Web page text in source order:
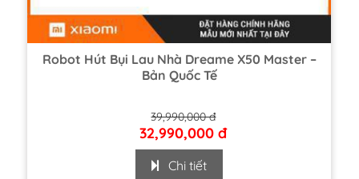
Robot Hút Bụi Lau Nhà Dreame X50 Master –
Bản Quốc Tế
39,990,000 đ
32,990,000 đ
Chi tiết